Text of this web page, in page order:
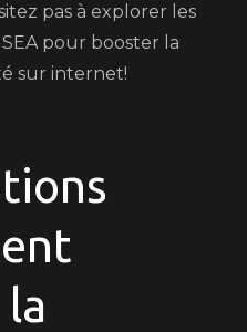
pas à explorer les
pour booster la
sur internet!